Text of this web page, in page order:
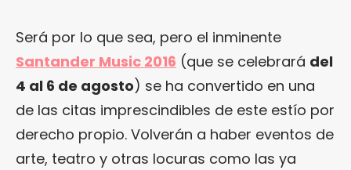
Será por lo que sea, pero el inminente
Santander Music 2016 (que se celebrará del
4 al 6 de agosto) se ha convertido en una
de las citas imprescindibles de este estío por
derecho propio. Volverán a haber eventos de
arte, teatro y otras locuras como las ya